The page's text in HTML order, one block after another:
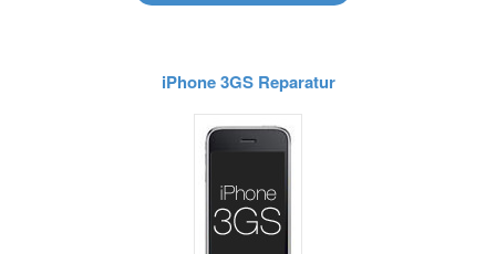
iPhone 3GS Reparatur